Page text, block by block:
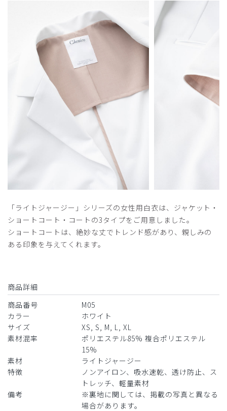
M05レディース白衣:ライトジャージーショート
役に立った 0
「ライトジャージー」シリーズの女性用白衣は、ジャケット・
ショートコート・コートの3タイプをご用意しました。
ショートコートは、絶妙な丈でトレンド感があり、親しみの
ある印象を与えてくれます。
商品詳細
商品番号
M05
カラー
ホワイト
サイズ
XS, S, M, L, XL
素材混率
ポリエステル85% 複合ポリエステル
15%
素材
ライトジャージー
特徴
ノンアイロン、吸水速乾、透け防止、ス
トレッチ、軽量素材
備考
※裏地に関しては、掲載の写真と異なる
場合があります。